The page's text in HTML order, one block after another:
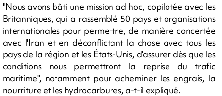
"Nous avons bâti une mission ad hoc, copilotée avec les
Britanniques, qui a rassemblé 50 pays et organisations
internationales pour permettre, de manière concertée
avec l'Iran et en déconflictant la chose avec tous les
pays de la région et les États-Unis, d'assurer dès que les
conditions nous permettront la reprise du trafic
maritime", notamment pour acheminer les engrais, la
nourriture et les hydrocarbures, a-t-il expliqué.